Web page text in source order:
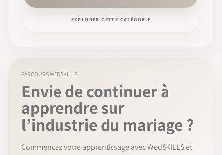
EXPLORER CETTE CATÉGORIE
PARCOURS WEDSKILLS
Envie de continuer à
apprendre sur
l’industrie du mariage ?
Commencez votre apprentissage avec WedSKILLS et